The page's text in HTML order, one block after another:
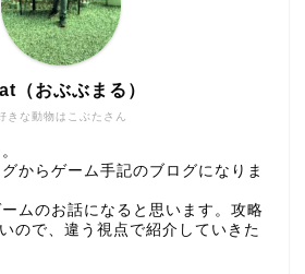
きな動物はこぶたさん
（おぶぶまる）
からゲーム手記のブログになりま
ムのお話になると思います。攻略
ので、違う視点で紹介していきた